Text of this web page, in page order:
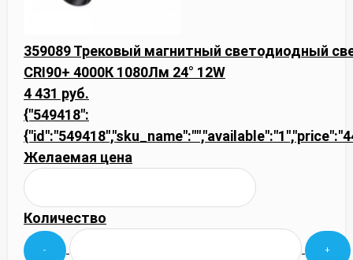
359089 Трековый магнитный светодиодный
CRI90+ 4000К 1080Лм 24° 12W
4 431 руб.
{"549418":
Желаемая цена
Количество